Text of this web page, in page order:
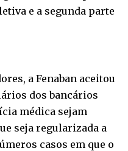
e a segunda parte
a Fenaban aceitou
dos bancários
médica sejam
seja regularizada a
casos em que o